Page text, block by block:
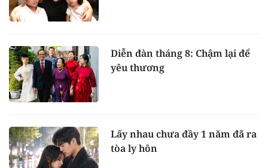
Diễn đàn tháng 8: Chậm lại để
yêu thương
Lấy nhau chưa đầy 1 năm đã ra
tòa ly hôn